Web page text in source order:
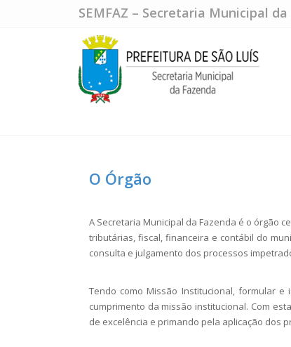
SEMFAZ – Secretaria Municipal da
O Órgão
A Secretaria Municipal da Fazenda é o órgão
tributárias, fiscal, financeira e contábil do
consulta e julgamento dos processos
Tendo como Missão Institucional, formular
cumprimento da missão institucional. Com
de excelência e primando pela aplicação dos